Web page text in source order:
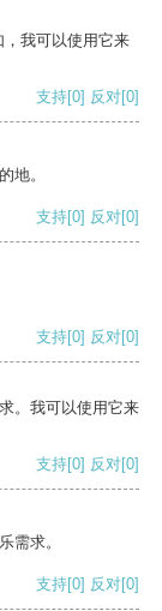
我可以使用它来
支持[0] 反对[0]
地。
支持[0] 反对[0]
支持[0] 反对[0]
。我可以使用它来
支持[0] 反对[0]
需求。
支持[0] 反对[0]